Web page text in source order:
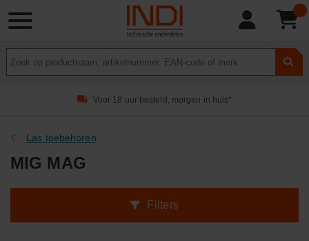
Voor 18 uur besteld, morgen in huis*
Las toebehoren
MIG MAG
Filters